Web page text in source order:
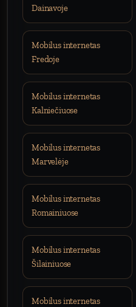
Dainavoje
Mobilus internetas
Fredoje
Mobilus internetas
Kalniečiuose
Mobilus internetas
Marvelėje
Mobilus internetas
Romainiuose
Mobilus internetas
Šilainiuose
Mobilus internetas